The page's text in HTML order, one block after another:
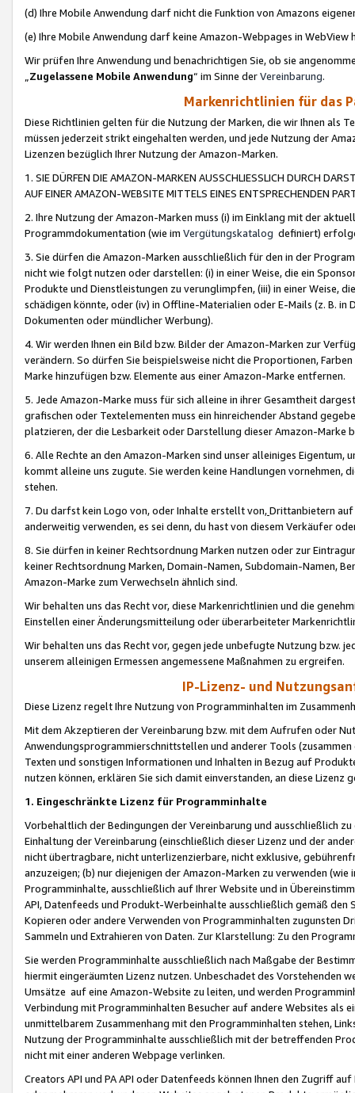
(d) Ihre Mobile Anwendung darf nicht die Funktion von Amazons
(e) Ihre Mobile Anwendung darf keine Amazon-Webpages in WebView
Wir prüfen Ihre Anwendung und benachrichtigen Sie, ob sie
„Zugelassene Mobile Anwendung“ im Sinne derVereinbarung.
Markenrichtlinien für das
Diese Richtlinien gelten für die Nutzung der Marken, die wir Ihnen als
müssen jederzeit strikt eingehalten werden, und jede Nutzung der
Lizenzen bezüglich Ihrer Nutzung der Amazon-Marken.
1. SIE DÜRFEN DIE AMAZON-MARKEN AUSSCHLIESSLICH DURCH
AUF EINER AMAZON-WEBSITE MITTELS EINES ENTSPRECHENDEN
2. Ihre Nutzung der Amazon-Marken muss (i) im Einklang mit der
Programmdokumentation (wie im Vergütungskatalog definiert)
3. Sie dürfen die Amazon-Marken ausschließlich für den in der
nicht wie folgt nutzen oder darstellen: (i) in einer Weise, die ein
Produkte und Dienstleistungen zu verunglimpfen, (iii) in einer Weise,
schädigen könnte, oder (iv) in Offline-Materialien oder E-Mails (z. B. in
Dokumenten oder mündlicher Werbung).
4. Wir werden Ihnen ein Bild bzw. Bilder der Amazon-Marken zur
verändern. So dürfen Sie beispielsweise nicht die Proportionen,
Marke hinzufügen bzw. Elemente aus einer Amazon-Marke entfernen.
5. Jede Amazon-Marke muss für sich alleine in ihrer Gesamtheit
grafischen oder Textelementen muss ein hinreichender Abstand
platzieren, der die Lesbarkeit oder Darstellung dieser Amazon-Marke
6. Alle Rechte an den Amazon-Marken sind unser alleiniges
kommt alleine uns zugute. Sie werden keine Handlungen vornehmen,
stehen.
7. Du darfst kein Logo von, oder Inhalte erstellt von,Drittanbietern auf
anderweitig verwenden, es sei denn, du hast von diesem Verkäufer
8. Sie dürfen in keiner Rechtsordnung Marken nutzen oder zur
keiner Rechtsordnung Marken, Domain-Namen, Subdomain-Namen,
Amazon-Marke zum Verwechseln ähnlich sind.
Wir behalten uns das Recht vor, diese Markenrichtlinien und die
Einstellen einer Änderungsmitteilung oder überarbeiteter
Wir behalten uns das Recht vor, gegen jede unbefugte Nutzung bzw.
unserem alleinigen Ermessen angemessene Maßnahmen zu ergreifen.
IP-Lizenz- und
Diese Lizenz regelt Ihre Nutzung von Programminhalten im
Mit dem Akzeptieren der Vereinbarung bzw. mit dem Aufrufen oder
Anwendungsprogrammierschnittstellen und anderer Tools (zusammen
Texten und sonstigen Informationen und Inhalten in Bezug auf
nutzen können, erklären Sie sich damit einverstanden, an diese Lizenz
1. Eingeschränkte Lizenz für Programminhalte
Vorbehaltlich der Bedingungen der Vereinbarung und ausschließlich
Einhaltung der Vereinbarung (einschließlich dieser Lizenz und der
nicht übertragbare, nicht unterlizenzierbare, nicht exklusive,
anzuzeigen; (b) nur diejenigen der Amazon-Marken zu verwenden
Programminhalte, ausschließlich auf Ihrer Website und in
API, Datenfeeds und Produkt-Werbeinhalte ausschließlich gemäß
Kopieren oder andere Verwenden von Programminhalten zugunsten
Sammeln und Extrahieren von Daten. Zur Klarstellung: Zu den
Sie werden Programminhalte ausschließlich nach Maßgabe der
hiermit eingeräumten Lizenz nutzen. Unbeschadet des Vorstehenden
Umsätze auf eine Amazon-Website zu leiten, und werden
Verbindung mit Programminhalten Besucher auf andere Websites als
unmittelbarem Zusammenhang mit den Programminhalten stehen,
Nutzung der Programminhalte ausschließlich mit der betreffenden
nicht mit einer anderen Webpage verlinken.
Creators API und PA API oder Datenfeeds können Ihnen den Zugriff